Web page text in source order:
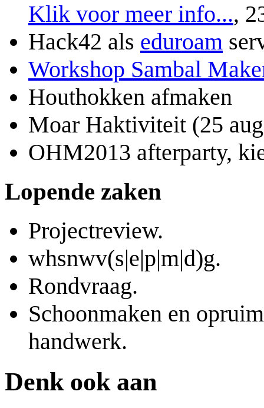
Klik voor meer info...,
Hack42 als eduroam
Workshop Sambal
Houthokken afmaken
Moar Haktiviteit (25
OHM2013 afterparty,
Lopende zaken
Projectreview.
whsnwv(s|e|p|m|d)g.
Rondvraag.
Schoonmaken en
handwerk.
Denk ook aan